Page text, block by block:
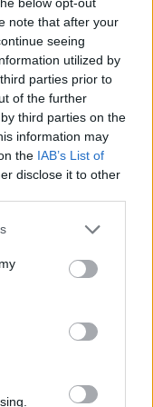
note that after your
seeing
utilized by
parties prior to
of the further
third parties on the
information may
the IAB’s List of
disclose it to other